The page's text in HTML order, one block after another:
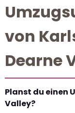
von
Dearne
Planst du einen
Valley?